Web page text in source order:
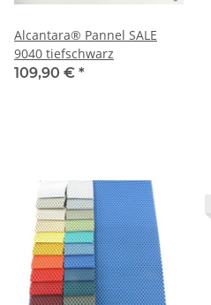
Alcantara® Pannel SALE
9040 tiefschwarz
109,90 € *